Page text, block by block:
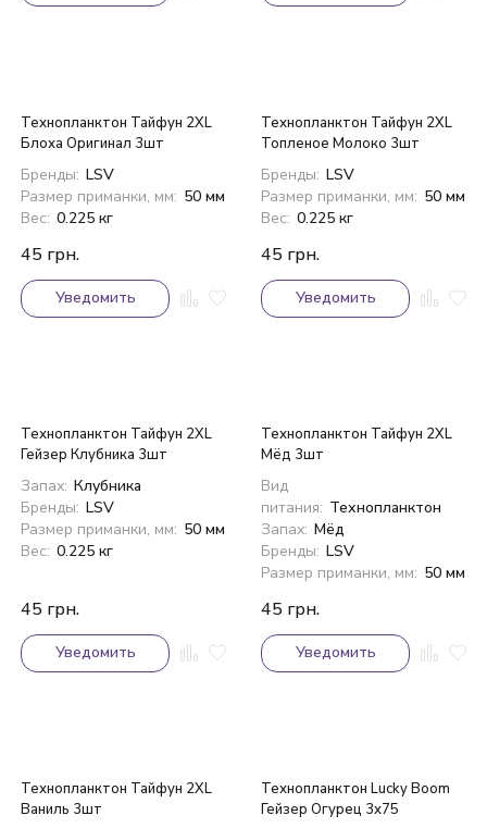
Технопланктон Тайфун 2XL
Блоха Оригинал 3шт
Бренды: LSV
Размер приманки, мм: 50 мм
Вес: 0.225 кг
45 грн.
Уведомить
Технопланктон Тайфун 2XL
Топленое Молоко 3шт
Бренды: LSV
Размер приманки, мм: 50 мм
Вес: 0.225 кг
45 грн.
Уведомить
Технопланктон Тайфун 2XL
Гейзер Клубника 3шт
Запах: Клубника
Бренды: LSV
Размер приманки, мм: 50 мм
Вес: 0.225 кг
45 грн.
Уведомить
Технопланктон Тайфун 2XL
Мёд 3шт
Вид
питания: Технопланктон
Запах: Мёд
Бренды: LSV
Размер приманки, мм: 50 мм
45 грн.
Уведомить
Технопланктон Тайфун 2XL
Ваниль 3шт
Технопланктон Lucky Boom
Гейзер Огурец 3х75